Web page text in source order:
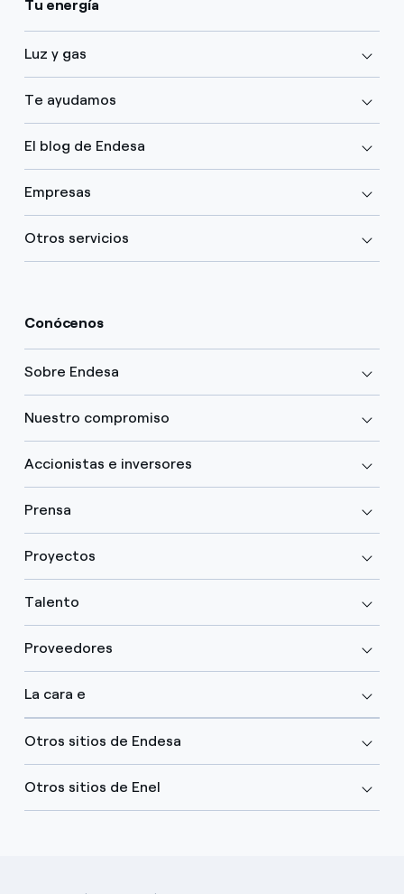
Tu energía
Luz y gas
Te ayudamos
El blog de Endesa
Empresas
Otros servicios
Conócenos
Sobre Endesa
Nuestro compromiso
Accionistas e inversores
Prensa
Proyectos
Talento
Proveedores
La cara e
Otros sitios de Endesa
Otros sitios de Enel